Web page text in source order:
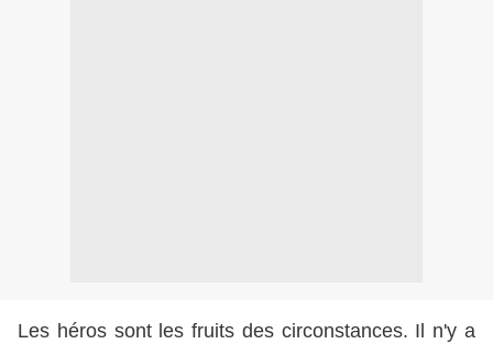
Les héros sont les fruits des circonstances. Il n'y a